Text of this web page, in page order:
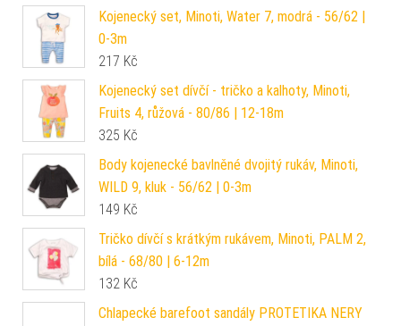
Kojenecký set, Minoti, Water 7, modrá - 56/62 |
0-3m
217 Kč
Kojenecký set dívčí - tričko a kalhoty, Minoti,
Fruits 4, růžová - 80/86 | 12-18m
325 Kč
Body kojenecké bavlněné dvojitý rukáv, Minoti,
WILD 9, kluk - 56/62 | 0-3m
149 Kč
Tričko dívčí s krátkým rukávem, Minoti, PALM 2,
bílá - 68/80 | 6-12m
132 Kč
Chlapecké barefoot sandály PROTETIKA NERY